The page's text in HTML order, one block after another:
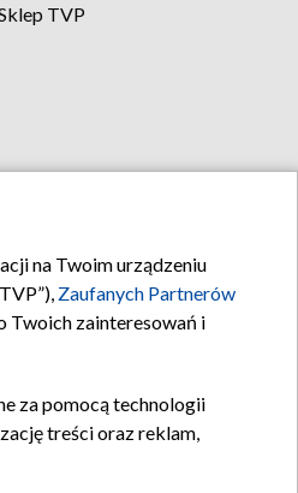
TVP
na Twoim urządzeniu
Zaufanych Partnerów
Twoich zainteresowań i
za pomocą technologii
treści oraz reklam,